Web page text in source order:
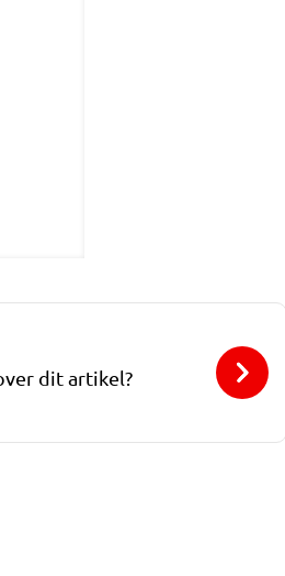
dit artikel?